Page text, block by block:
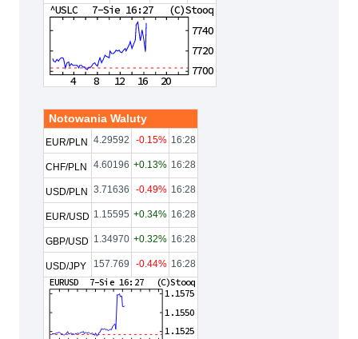
Notowania Waluty
EUR/PLN 4.29592 -0.15% 16:28
CHF/PLN 4.60196 +0.13% 16:28
USD/PLN 3.71636 -0.49% 16:28
EUR/USD 1.15595 +0.34% 16:28
GBP/USD 1.34970 +0.32% 16:28
USD/JPY 157.769 -0.44% 16:28